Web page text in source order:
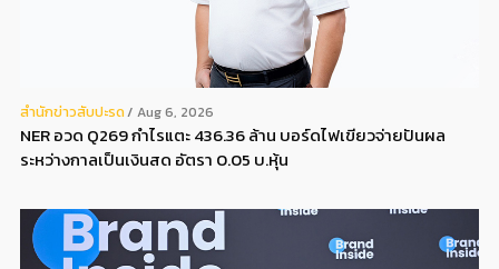
สํานักข่าวสับปะรด Aug 6, 2026
NER อวด Q269 กำไรแตะ 436.36 ล้าน บอร์ดไฟเขียวจ่ายปันผล
ระหว่างกาลเป็นเงินสด อัตรา 0.05 บ.หุ้น